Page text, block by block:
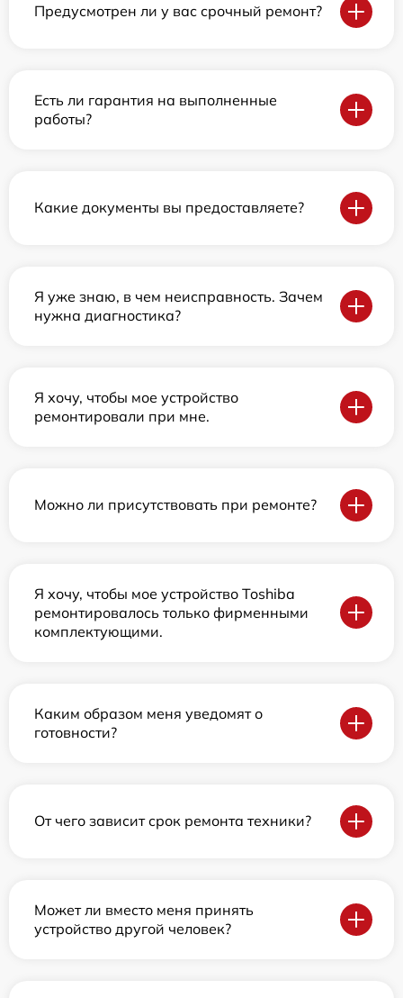
Предусмотрен ли у вас срочный ремонт?
Есть ли гарантия на выполненные
работы?
Какие документы вы предоставляете?
Я уже знаю, в чем неисправность. Зачем
нужна диагностика?
Я хочу, чтобы мое устройство
ремонтировали при мне.
Можно ли присутствовать при ремонте?
Я хочу, чтобы мое устройство Toshiba
ремонтировалось только фирменными
комплектующими.
Каким образом меня уведомят о
готовности?
От чего зависит срок ремонта техники?
Может ли вместо меня принять
устройство другой человек?